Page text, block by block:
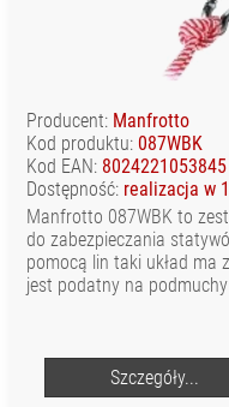
Producent: Manfrotto
Kod produktu: 087WBK
Kod EAN: 8024221053845
Dostępność: realizacja w
Manfrotto 087WBK to
do zabezpieczania
pomocą lin taki układ ma
jest podatny na
Szczegóły...